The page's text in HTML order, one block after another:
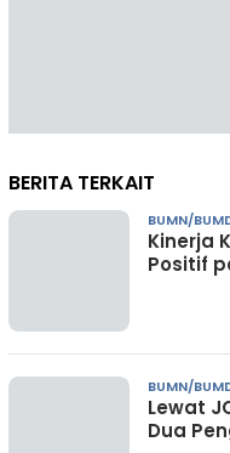
BERITA TERKAIT
BUMN/
Kinerja
Positif
BUMN/
Lewat
Dua